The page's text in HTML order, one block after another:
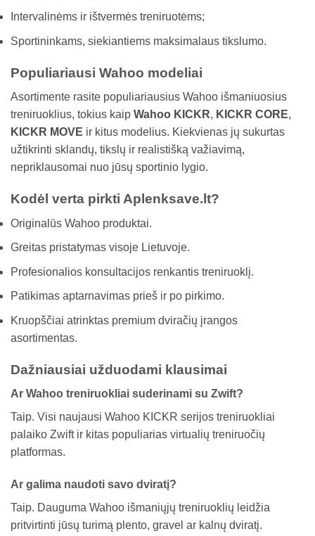
Intervalinėms ir ištvermės treniruotėms;
Sportininkams, siekiantiems maksimalaus tikslumo.
Populiariausi Wahoo modeliai
Asortimente rasite populiariausius Wahoo išmaniuosius
treniruoklius, tokius kaip Wahoo KICKR, KICKR CORE,
KICKR MOVE ir kitus modelius. Kiekvienas jų sukurtas
užtikrinti sklandų, tikslų ir realistišką važiavimą,
nepriklausomai nuo jūsų sportinio lygio.
Kodėl verta pirkti Aplenksave.lt?
Originalūs Wahoo produktai.
Greitas pristatymas visoje Lietuvoje.
Profesionalios konsultacijos renkantis treniruoklį.
Patikimas aptarnavimas prieš ir po pirkimo.
Kruopščiai atrinktas premium dviračių įrangos
asortimentas.
Dažniausiai užduodami klausimai
Ar Wahoo treniruokliai suderinami su Zwift?
Taip. Visi naujausi Wahoo KICKR serijos treniruokliai
palaiko Zwift ir kitas populiarias virtualių treniruočių
platformas.
Ar galima naudoti savo dviratį?
Taip. Dauguma Wahoo išmaniųjų treniruoklių leidžia
pritvirtinti jūsų turimą plento, gravel ar kalnų dviratį.